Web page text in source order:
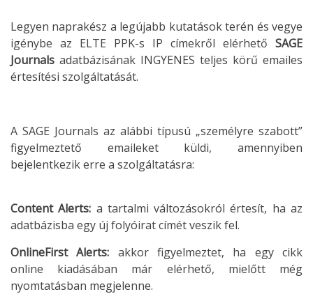
Legyen naprakész a legújabb kutatások terén és vegye
igénybe az ELTE PPK-s IP címekről elérhető SAGE
Journals adatbázisának INGYENES teljes körű emailes
értesítési szolgáltatását.
A SAGE Journals az alábbi típusú „személyre szabott”
figyelmeztető emaileket küldi, amennyiben
bejelentkezik erre a szolgáltatásra:
Content Alerts: a tartalmi változásokról értesít, ha az
adatbázisba egy új folyóirat címét veszik fel.
OnlineFirst Alerts: akkor figyelmeztet, ha egy cikk
online kiadásában már elérhető, mielőtt még
nyomtatásban megjelenne.